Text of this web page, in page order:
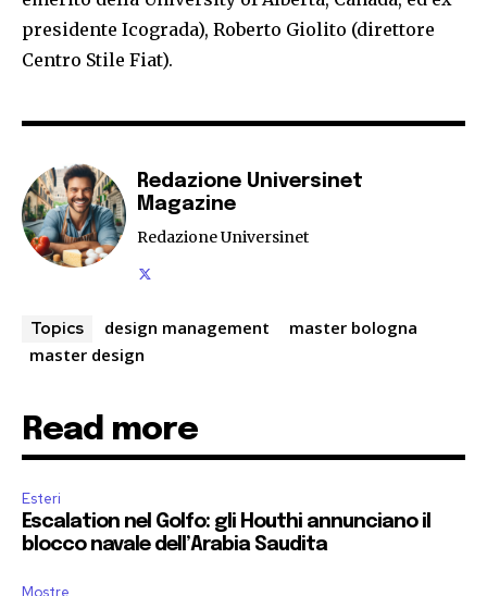
presidente Icograda), Roberto Giolito (direttore
Centro Stile Fiat).
Redazione Universinet
Magazine
Redazione Universinet
Topics design management
master bologna
master design
Read more
Esteri
Escalation nel Golfo: gli Houthi annunciano il
blocco navale dell’Arabia Saudita